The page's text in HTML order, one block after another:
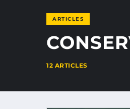
ARTICLES
12 ARTICLES